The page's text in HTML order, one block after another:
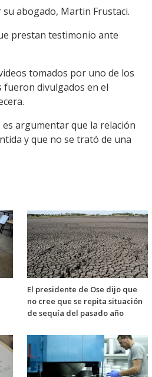
abogado, Martin Frustaci.
prestan testimonio ante
tomados por uno de los
fueron divulgados en el
argumentar que la relación
y que no se trató de una
El presidente de Ose dijo que
no cree que se repita situación
de sequía del pasado año